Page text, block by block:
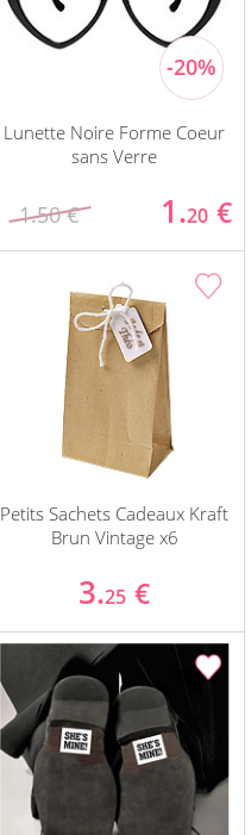
Lunette Noire Forme Coeur
sans Verre
1.50 € 1.20 €
Petits Sachets Cadeaux Kraft
Brun Vintage x6
3.25 €